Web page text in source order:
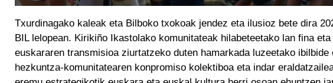
Txurdinagako kaleak eta Bilboko txokoak jendez eta ilusioz bete dira
BIL lelopean. Kirikiño Ikastolako komunitateak hilabeteetako lan fina
euskararen transmisioa ziurtatzeko duten hamarkada luzeetako
hezkuntza-komunitatearen konpromiso kolektiboa eta indar